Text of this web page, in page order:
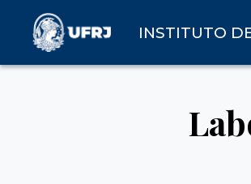
INSTITUTO